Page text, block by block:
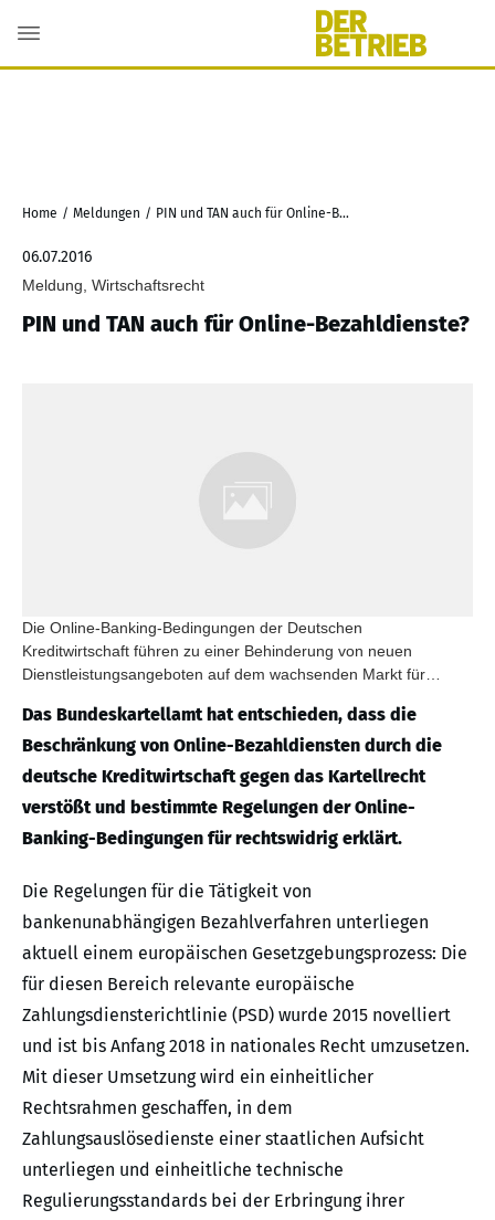
Home / Meldungen / PIN und TAN auch für Online-Bezahldienste?
06.07.2016
Meldung, Wirtschaftsrecht
PIN und TAN auch für Online-Bezahldienste?
Die Online-Banking-Bedingungen der Deutschen
Kreditwirtschaft führen zu einer Behinderung von neuen
Dienstleistungsangeboten auf dem wachsenden Markt für
auch bankenunabhängige Bezahlverfahren PIN und TAN nutzen
dürfen.
Das Bundeskartellamt hat entschieden, dass die
Beschränkung von Online-Bezahldiensten durch die
deutsche Kreditwirtschaft gegen das Kartellrecht
verstößt und bestimmte Regelungen der Online-
Banking-Bedingungen für rechtswidrig erklärt.
Die Regelungen für die Tätigkeit von
bankenunabhängigen Bezahlverfahren unterliegen
aktuell einem europäischen Gesetzgebungsprozess: Die
für diesen Bereich relevante europäische
Zahlungsdiensterichtlinie (PSD) wurde 2015 novelliert
und ist bis Anfang 2018 in nationales Recht umzusetzen.
Mit dieser Umsetzung wird ein einheitlicher
Rechtsrahmen geschaffen, in dem
Zahlungsauslösedienste einer staatlichen Aufsicht
unterliegen und einheitliche technische
Regulierungsstandards bei der Erbringung ihrer